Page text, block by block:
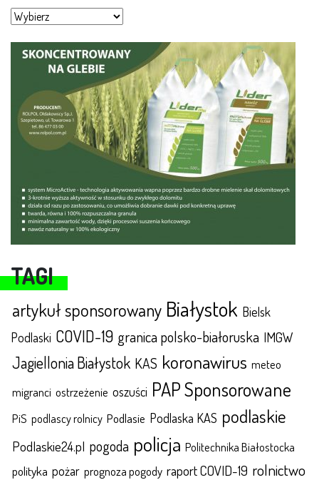
Moje miasto
TAGI
artykuł sponsorowany Białystok Bielsk
Podlaski COVID-19 granica polsko-białoruska IMGW
Jagiellonia Białystok KAS koronawirus meteo
migranci ostrzeżenie oszuści PAP Sponsorowane
PiS podlascy rolnicy Podlasie Podlaska KAS podlaskie
Podlaskie24.pl pogoda policja Politechnika Białostocka
polityka pożar prognoza pogody raport COVID-19 rolnictwo